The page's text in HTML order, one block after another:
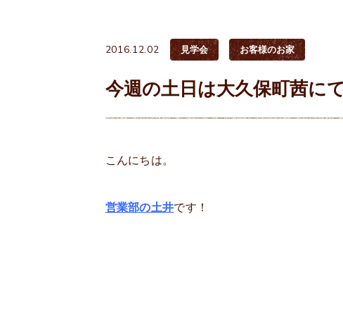
2016.12.02 見学会 お客様のお家
今週の土日は大久保町茜に
こんにちは。
営業部の土井です！